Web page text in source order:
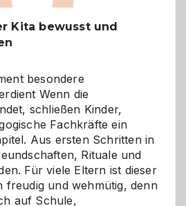
Kita bewusst und
besondere
Wenn die
schließen Kinder,
Fachkräfte ein
Aus ersten Schritten in
Rituale und
Für viele Eltern ist dieser
freudig und wehmütig, denn
auf Schule,